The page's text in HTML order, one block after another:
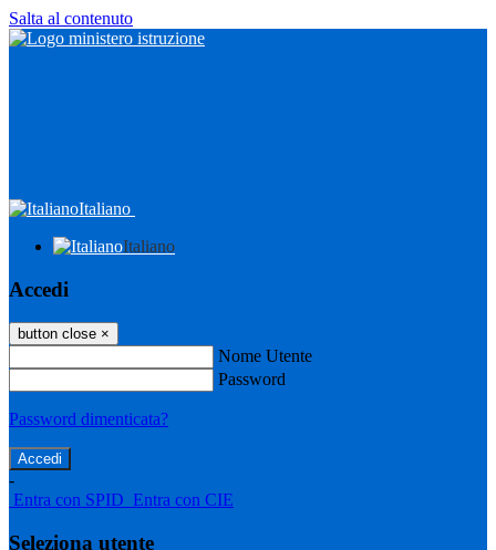
Salta al contenuto
Italiano
Italiano
Accedi
button close ×
Nome Utente
Password
Password dimenticata?
-
Entra con SPID Entra con CIE
Seleziona utente